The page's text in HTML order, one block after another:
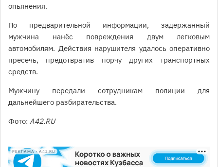
опьянения.
По предварительной информации, задержанный
мужчина нанёс повреждения двум легковым
автомобилям. Действия нарушителя удалось оперативно
пресечь, предотвратив порчу других транспортных
средств.
Мужчину передали сотрудникам полиции для
дальнейшего разбирательства.
Фото: A42.RU
РЕКЛАМА • A42.RU